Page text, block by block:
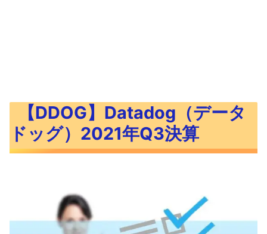
【DDOG】Datadog（データ
ドッグ）2021年Q3決算